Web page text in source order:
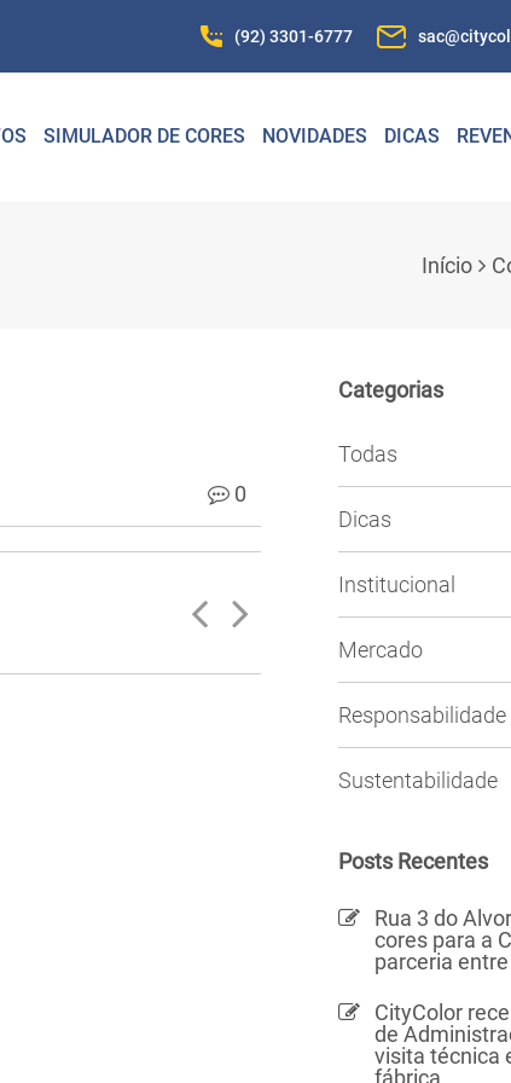
(92) 3301-6777
SIMULADOR DE CORES NOVIDADES DICAS
Início
0
Categorias
Todas
Dicas
Institucional
Mercado
Responsabilidade
Sustentabilidade
Posts Recentes
Rua 3 do
cores para a
parceria
CityColor
de
visita técnica
fábrica